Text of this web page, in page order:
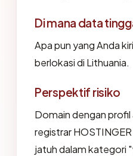
Di mana data
Apa pun yang Anda
berlokasi di Lithuania.
Perspektif risiko
Domain dengan
registrar
jatuh dalam kategori